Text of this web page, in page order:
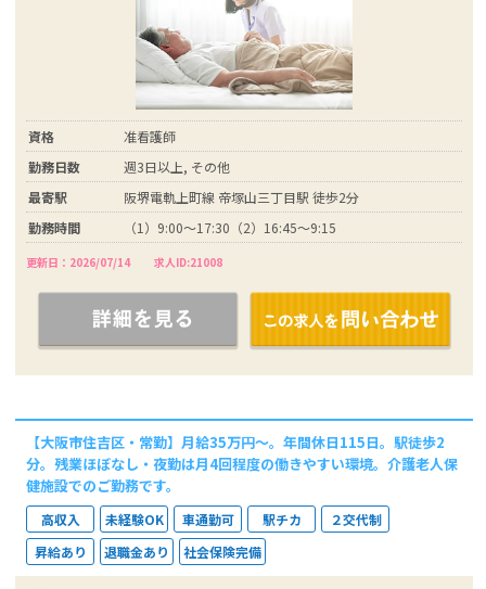
資格
准看護師
勤務日数
週3日以上, その他
最寄駅
阪堺電軌上町線 帝塚山三丁目駅 徒歩2分
勤務時間
（1）9:00～17:30（2）16:45～9:15
更新日：2026/07/14 求人ID:21008
【大阪市住吉区・常勤】月給35万円～。年間休日115日。駅徒歩2
分。残業ほぼなし・夜勤は月4回程度の働きやすい環境。介護老人保
健施設でのご勤務です。
高収入 未経験OK 車通勤可 駅チカ
２交代制
昇給あり
退職金あり 社会保険完備